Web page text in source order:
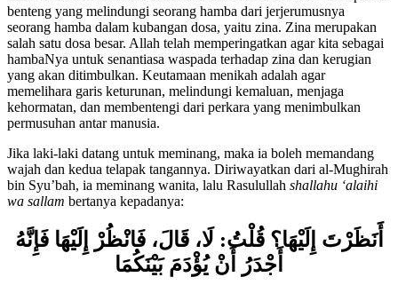
IZIN MENIKAHKAN GADIS DAN JANDA-Nikah merupakan
benteng yang melindungi seorang hamba dari jerjerumusnya
seorang hamba dalam kubangan dosa, yaitu zina. Zina merupakan
salah satu dosa besar. Allah telah memperingatkan agar kita sebagai
hambaNya untuk senantiasa waspada terhadap zina dan kerugian
yang akan ditimbulkan. Keutamaan menikah adalah agar
memelihara garis keturunan, melindungi kemaluan, menjaga
kehormatan, dan membentengi dari perkara yang menimbulkan
Jika laki-laki datang untuk meminang, maka ia boleh memandang
wajah dan kedua telapak tangannya. Diriwayatkan dari al-Mughirah
bin Syu’bah, ia meminang wanita, lalu Rasulullah
أَنَظَرْتَ إِلَيْهَا؟ قُلْتُ: لَا، قَالَ، فَانْظُرْ إِلَيْهَا فَإِنَّهُ
أَجْدَرُ أَنْ يُؤْدَمَ بَيْنَكُمَا